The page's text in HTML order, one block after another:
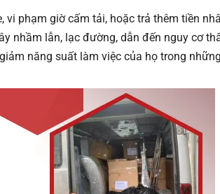
phạm giờ cấm tải, hoặc trả thêm tiền
nhầm lẫn, lạc đường, dẫn đến nguy cơ
năng suất làm việc của họ trong